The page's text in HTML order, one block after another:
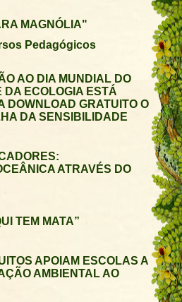
MAGNÓLIA"
Pedagógicos
AO DIA MUNDIAL DO
DA ECOLOGIA ESTÁ
DOWNLOAD GRATUITO O
DA SENSIBILIDADE
ATRAVÉS DO
TEM MATA”
APOIAM ESCOLAS A
AMBIENTAL AO